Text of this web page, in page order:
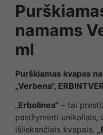
namams
ml
Purškiamas kvapas
„Verbena“,
„Erbolinea“ – tai
pasižyminti unikaliais,
išliekančiais kvapais.